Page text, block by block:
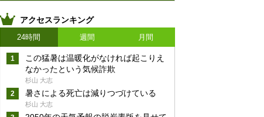
アクセスランキング
24時間 週間 月間
この猛暑は温暖化がなければ起こりえ
なかったという気候詐欺
杉山 大志
暑さによる死亡は減りつづけている
杉山 大志